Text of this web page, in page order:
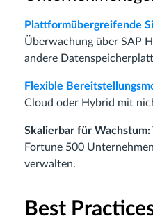
Plattformübergreifende
Überwachung über SAP
andere
Flexible
Cloud oder Hybrid mit
Skalierbar für Wachstum:
Fortune 500
verwalten.
Best